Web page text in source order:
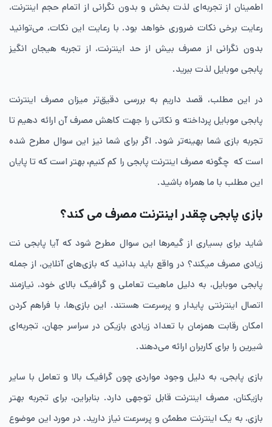
اطمینان از تجربه‌ای لذت ‌بخش و بدون نگرانی از اتمام حجم اینترنت،
رعایت برخی نکات ضروری خواهد بود. با رعایت این نکات، می‌توانید
بدون نگرانی از مصرف بیش از حد اینترنت، از تجربه هیجان ‌انگیز
پابجی موبایل لذت ببرید.
در این مطلب، قصد داریم به بررسی دقیق‌تر میزان مصرف اینترنت
پابجی موبایل پرداخته و نکاتی را جهت کاهش مصرف آن ارائه دهیم تا
تجربه بازی شما بهینه‌تر شود. اگر برای شما نیز این سوال مطرح شده
است که چگونه مصرف اینترنت پابجی را کم کنیم، بهتر است که تا پایان
این مطلب با ما همراه باشید.
بازی پابجی چقدر اینترنت مصرف می کند؟
شاید برای بسیاری از گیمرها این سوال مطرح شود که آیا پابجی نت
زیادی مصرف میکند؟ در واقع باید بدانید که بازی‌های آنلاین، از جمله
پابجی موبایل، به دلیل ماهیت تعاملی و گرافیک بالای خود، نیازمند
اتصال اینترنتی پایدار و پرسرعت هستند. این بازی‌ها، با فراهم کردن
امکان رقابت همزمان با تعداد زیادی بازیکن در سراسر جهان، تجربه‌ای
شیرین را برای کاربران ارائه می‌دهند.
بازی پابجی، به دلیل وجود مواردی چون گرافیک بالا و تعامل با سایر
بازیکنان، مصرف اینترنت قابل توجهی دارد. بنابراین، برای تجربه بهتر
بازی، به یک اینترنت مطمئن و پرسرعت نیاز دارید. در مورد این موضوع